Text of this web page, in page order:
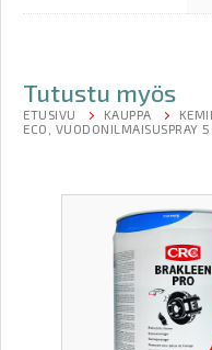
Tutustu myös
ETUSIVU KAUPPA
ECO, VUODONILMAISUSPRAY